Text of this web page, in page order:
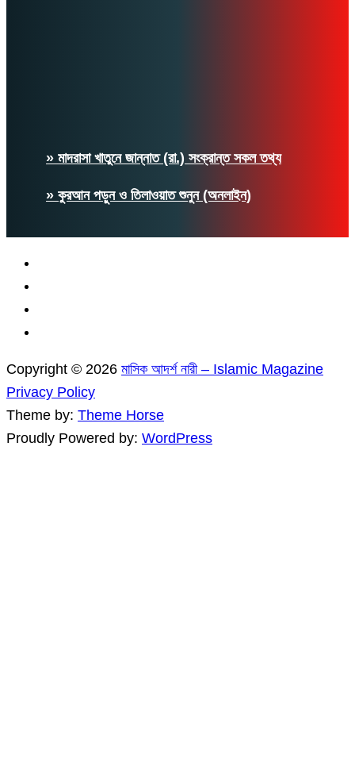
» মাদরাসা খাতুনে জান্নাত (রা.) সংক্রান্ত সকল তথ্য
» কুরআন পড়ুন ও তিলাওয়াত শুনুন (অনলাইন)
Copyright © 2026 মাসিক আদর্শ নারী – Islamic Magazine
Privacy Policy
Theme by: Theme Horse
Proudly Powered by: WordPress